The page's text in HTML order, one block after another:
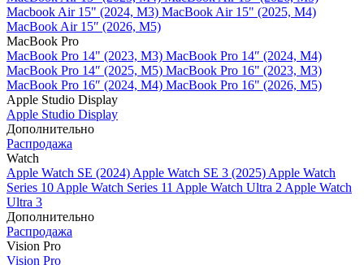
Macbook Air 15" (2024, M3) MacBook Air 15" (2025, M4)
MacBook Air 15″ (2026, M5)
MacBook Pro
MacBook Pro 14" (2023, M3) MacBook Pro 14″ (2024, M4)
MacBook Pro 14″ (2025, M5) MacBook Pro 16" (2023, M3)
MacBook Pro 16″ (2024, M4) MacBook Pro 16" (2026, M5)
Apple Studio Display
Apple Studio Display
Дополнительно
Распродажа
Watch
Apple Watch SE (2024) Apple Watch SE 3 (2025) Apple Watch
Series 10 Apple Watch Series 11 Apple Watch Ultra 2 Apple Watch
Ultra 3
Дополнительно
Распродажа
Vision Pro
Vision Pro